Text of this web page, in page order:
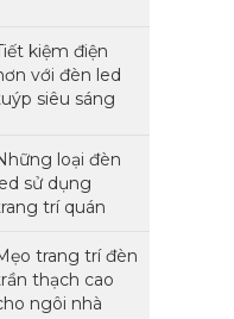
kiệm điện
với đèn led
siêu sáng
loại đèn
led sử dụng
trí quán
nhất
trang trí đèn
thạch cao
ngôi nhà